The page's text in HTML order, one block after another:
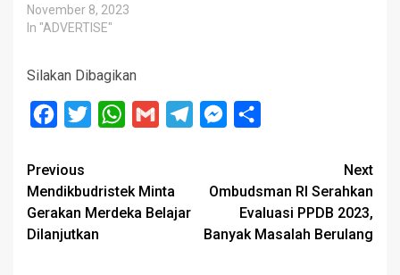
November 8, 2023
In "ADVERTISE"
Silakan Dibagikan
Facebook
Twitter WhatsApp
Gmail TelegramMessenger
Post
navigation
Previous
Mendikbudristek Minta
Gerakan Merdeka Belajar
Dilanjutkan
Next
Ombudsman RI Serahkan
Evaluasi PPDB 2023,
Banyak Masalah Berulang